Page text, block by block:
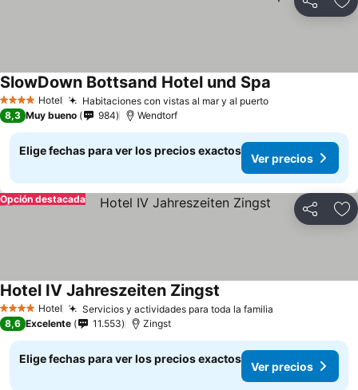
Compartir
4 EstrellasHotel Habitaciones con vistas al mar y al puerto
SlowDown Bottsand Hotel und Spa
8,3 Muy bueno 984 Wendtorf
Elige fechas para ver los precios exactos
Ver precios
Compartir
Opción destacada
4 EstrellasHotel Servicios y actividades para toda la familia
Hotel IV Jahreszeiten Zingst
8,6 Excelente 11.553 Zingst
Elige fechas para ver los precios exactos
Ver precios